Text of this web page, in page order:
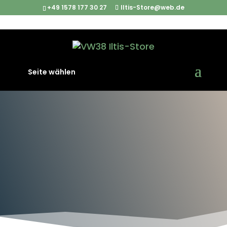
+49 1578 177 30 27 Iltis-Store@web.de
Seite wählen